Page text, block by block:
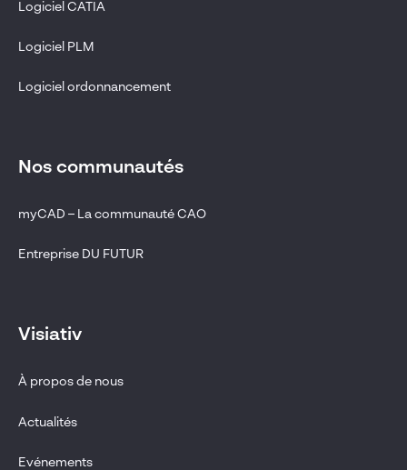
Logiciel CATIA
Logiciel PLM
Logiciel ordonnancement
Nos communautés
myCAD – La communauté CAO
Entreprise DU FUTUR
Visiativ
À propos de nous
Actualités
Evénements